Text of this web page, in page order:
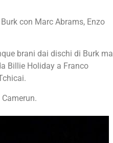
con Marc Abrams, Enzo
brani dai dischi di Burk ma
Billie Holiday a Franco